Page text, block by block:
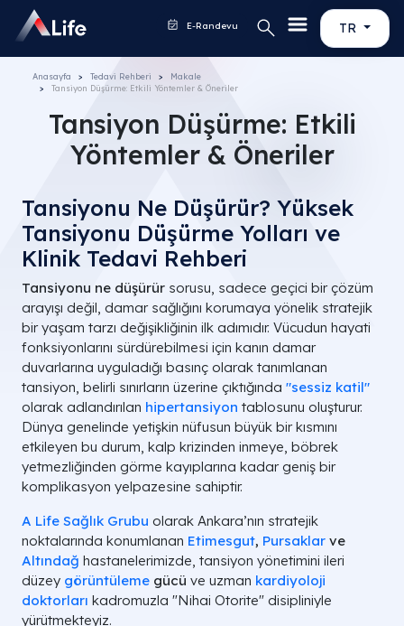
TR
E-Randevu
Anasayfa Tedavi Rehberi
Makale
Tansiyon Düşürme: Etkili Yöntemler & Öneriler
Tansiyon Düşürme: Etkili
Yöntemler & Öneriler
Tansiyonu Ne Düşürür? Yüksek
Tansiyonu Düşürme Yolları ve
Klinik Tedavi Rehberi
Tansiyonu ne düşürür sorusu, sadece geçici bir çözüm
arayışı değil, damar sağlığını korumaya yönelik stratejik
bir yaşam tarzı değişikliğinin ilk adımıdır. Vücudun hayati
fonksiyonlarını sürdürebilmesi için kanın damar
duvarlarına uyguladığı basınç olarak tanımlanan
tansiyon, belirli sınırların üzerine çıktığında "sessiz katil"
olarak adlandırılan hipertansiyon tablosunu oluşturur.
Dünya genelinde yetişkin nüfusun büyük bir kısmını
etkileyen bu durum, kalp krizinden inmeye, böbrek
yetmezliğinden görme kayıplarına kadar geniş bir
komplikasyon yelpazesine sahiptir.
A Life Sağlık Grubu olarak Ankara’nın stratejik
noktalarında konumlanan Etimesgut, Pursaklar ve
Altındağ hastanelerimizde, tansiyon yönetimini ileri
düzey görüntüleme gücü ve uzman kardiyoloji
doktorları kadromuzla "Nihai Otorite" disipliniyle
yürütmekteyiz.